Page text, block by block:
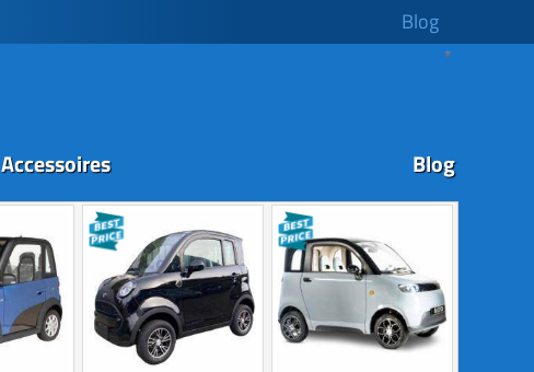
Blog
Accessoires Blog